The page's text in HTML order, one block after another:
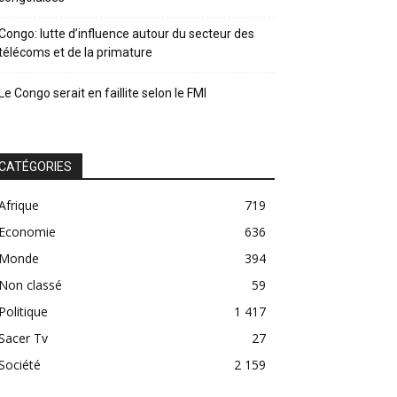
lutte d’influence autour du secteur des
et de la primature
Congo serait en faillite selon le FMI
719
636
394
classé
59
1 417
Tv
27
2 159